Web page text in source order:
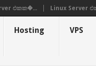
එකක�... Linux Server
Hosting VPS